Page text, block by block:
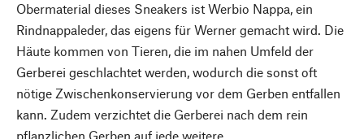
Obermaterial dieses Sneakers ist Werbio Nappa, ein
Rindnappaleder, das eigens für Werner gemacht wird. Die
Häute kommen von Tieren, die im nahen Umfeld der
Gerberei geschlachtet werden, wodurch die sonst oft
nötige Zwischenkonservierung vor dem Gerben entfallen
kann. Zudem verzichtet die Gerberei nach dem rein
pflanzlichen Gerben auf jede weitere